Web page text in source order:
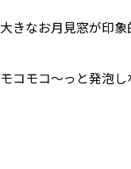
大きなお月見窓が印
モコモコ～っと発泡し